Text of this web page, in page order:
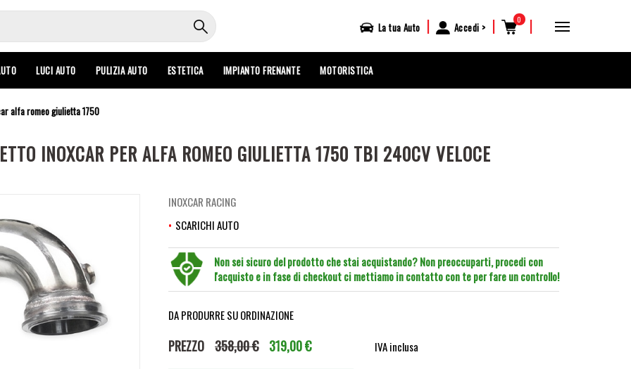
La tua Auto | Accedi | 0 |
LUCI AUTO PULIZIA AUTO ESTETICA IMPIANTO FRENANTE MOTORISTICA
alfa romeo giulietta 1750
INOXCAR PER ALFA ROMEO GIULIETTA 1750 TBI 240CV VELOCE
INOXCAR RACING
SCARICHI AUTO
Non sei sicuro del prodotto che stai acquistando? Non preoccuparti, procedi con
l'acquisto e in fase di checkout ci mettiamo in contatto con te per fare un controllo!
DA PRODURRE SU ORDINAZIONE
PREZZO 358,00 € 319,00 € IVA inclusa